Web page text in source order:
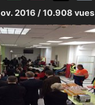
2016 / 10.908 vues